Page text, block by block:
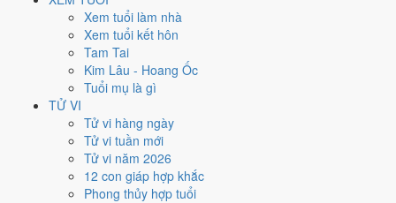
Xem tuổi làm nhà
Xem tuổi kết hôn
Tam Tai
Kim Lâu - Hoang Ốc
Tuổi mụ là gì
TỬ VI
Tử vi hàng ngày
Tử vi tuần mới
Tử vi năm 2026
12 con giáp hợp khắc
Phong thủy hợp tuổi
Bính Ngọ
Ngày Giáp Ngọ có TrựcThâu (ngày thu hoạch, tích trữ) và gặp Sao
Kim Quỹ hoàng đạo. Điểm trung bình 7 việc chính
, thuận lợi cho các việc quan trọng.
Tuất, Dần, Mùihợp ngày; tuổi